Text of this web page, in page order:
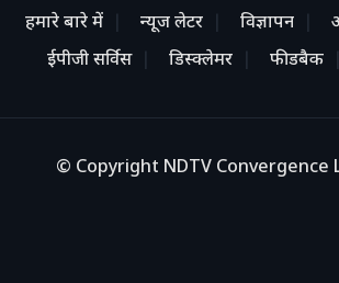
हमारे बारे में न्यूज लेटर विज्ञापन
ईपीजी सर्विस
डिस्क्लेमर फीडबैक
© Copyright NDTV Convergence